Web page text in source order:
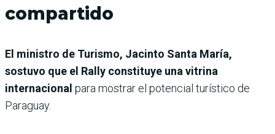
compartido
El ministro de Turismo, Jacinto Santa María,
sostuvo que el Rally constituye una vitrina
internacional para mostrar el potencial turístico de
Paraguay.